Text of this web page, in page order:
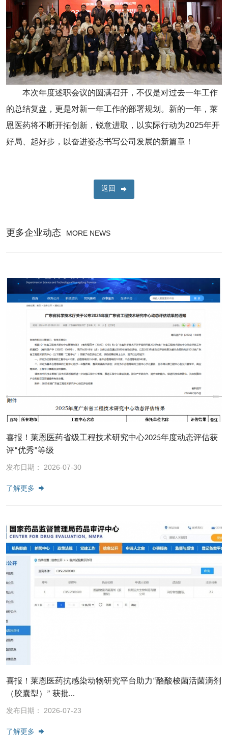
本次年度述职会议的圆满召开，不仅是对过去一年工作
的总结复盘，更是对新一年工作的部署规划。新的一年，莱
恩医药将不断开拓创新，锐意进取，以实际行动为2025年开
好局、起好步，以奋进姿态书写公司发展的新篇章！
返回
更多企业动态 MORE NEWS
喜报！莱恩医药省级工程技术研究中心2025年度动态评估获
评“优秀”等级
发布日期： 2026-07-30
了解更多
喜报！莱恩医药抗感染动物研究平台助力“酪酸梭菌活菌滴剂
（胶囊型）” 获批...
发布日期： 2026-07-23
了解更多